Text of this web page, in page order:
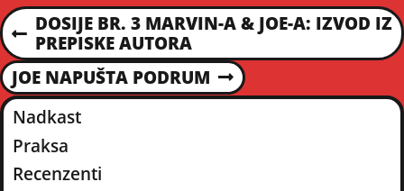
P
O
S
T
P
R
E
V
I
O
U
S
DOSIJE BR. 3 MARVIN-A & JOE-A: IZVOD IZ
PREPISKE AUTORA
N
E
X
T
P
O
JOE NAPUŠTA PODRUM
Nadkast
Praksa
Recenzenti